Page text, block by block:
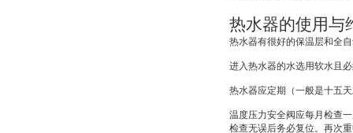
热水器的使用与
热水器有很好的保温层和全
进入热水器的水选用软水且
热水器应定期（一般是十五
温度压力安全阀应每月检查
检查无误后务必复位。再次